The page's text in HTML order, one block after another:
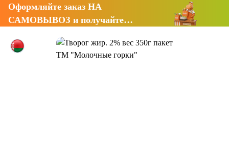
Оформляйте заказ НА
САМОВЫВОЗ и получайте